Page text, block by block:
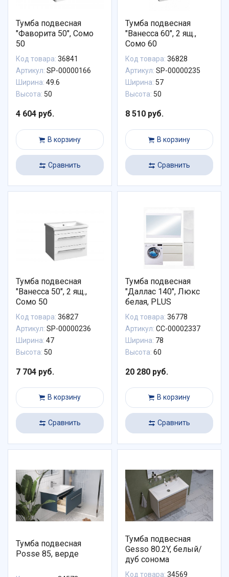
Тумба подвесная
"Фаворита 50", Сомо
50
Код товара: 36841
Артикул: SP-00000166
Ширина: 49.6
Высота: 50
4 604 руб.
В корзину
Сравнить
Тумба подвесная
"Ванесса 60", 2 ящ.,
Сомо 60
Код товара: 36828
Артикул: SP-00000235
Ширина: 57
Высота: 50
8 510 руб.
В корзину
Сравнить
Тумба подвесная
"Ванесса 50", 2 ящ.,
Сомо 50
Код товара: 36827
Артикул: SP-00000236
Ширина: 47
Высота: 50
7 704 руб.
В корзину
Сравнить
Тумба подвесная
"Даллас 140", Люкс
белая, PLUS
Код товара: 36778
Артикул: СС-00002337
Ширина: 78
Высота: 60
20 280 руб.
В корзину
Сравнить
Тумба подвесная
Posse 85, верде
Тумба подвесная
Gesso 80.2Y, белый/
дуб сонома
Код товара: 34569